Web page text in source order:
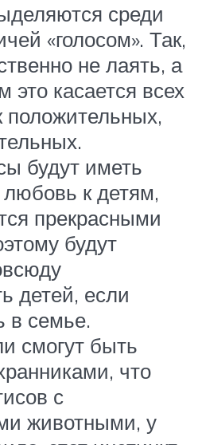
среди
«голосом». Так,
не лаять, а
это касается всех
положительных,
будут иметь
к детям,
прекрасными
будут
детей, если
в семье.
смогут быть
что
с
животными, у